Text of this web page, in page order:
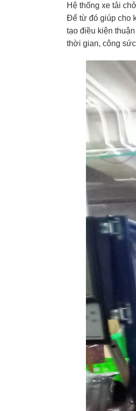
Hệ thống xe tải
Để từ đó giúp cho
tạo điều kiện
thời gian, công